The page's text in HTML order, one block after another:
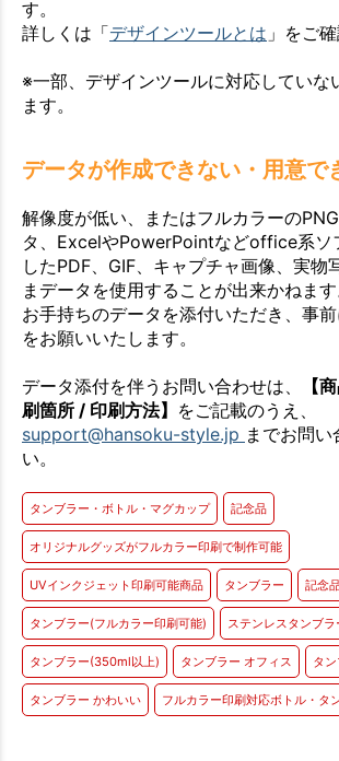
す。
詳しくは「デザインツールとは 」をご
※一部、デザインツールに対応していな
ます。
データが作成できない・用意で
解像度が低い、またはフルカラーの
タ、ExcelやPowerPointなどoffice系ソ
したPDF、GIF、キャプチャ画像、実物
まデータを使用することが出来かねます
お手持ちのデータを添付いただき、事
をお願いいたします。
データ添付を伴うお問い合わせは、
【
刷箇所 / 印刷方法】 をご記載のうえ、
support@hansoku-style.jp までお問い
い。
タンブラー・ボトル・マグカップ 記念品
オリジナルグッズがフルカラー印刷で制作可能
UVインクジェット印刷可能商品 タンブラー 記念
タンブラー(フルカラー印刷可能) ステンレスタンブラ
タンブラー(350ml以上) タンブラー オフィス タ
タンブラー かわいい フルカラー印刷対応ボトル・タ